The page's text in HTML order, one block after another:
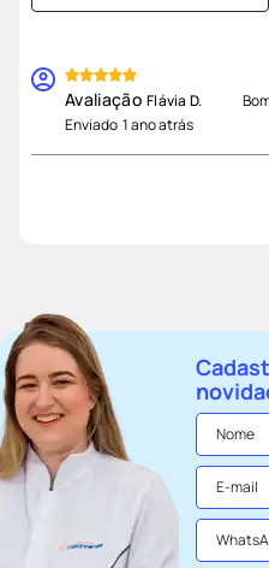
Enviado 1 ano atrás
Flávia D.